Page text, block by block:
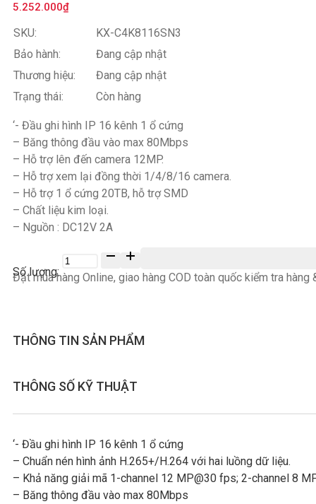
5.252.000₫
SKU:
KX-C4K8116SN3
Bảo hành:
Đang cập nhật
Thương hiệu:
Đang cập nhật
Trạng thái:
Còn hàng
‘- Đầu ghi hình IP 16 kênh 1 ổ cứng
– Băng thông đầu vào max 80Mbps
– Hỗ trợ lên đến camera 12MP.
– Hỗ trợ xem lại đồng thời 1/4/8/16 camera.
– Hỗ trợ 1 ổ cứng 20TB, hỗ trợ SMD
– Chất liệu kim loại.
– Nguồn : DC12V 2A
Số
lượng
Đặt mua hàng Online, giao hàng COD toàn quốc kiểm tra hàng
THÔNG TIN SẢN PHẨM
THÔNG SỐ KỸ THUẬT
‘- Đầu ghi hình IP 16 kênh 1 ổ cứng
– Chuẩn nén hình ảnh H.265+/H.264 với hai luồng dữ liệu.
– Khả năng giải mã 1-channel 12 MP@30 fps; 2-channel 8
– Băng thông đầu vào max 80Mbps